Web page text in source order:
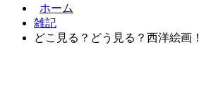
ホーム
雑記
どこ見る？どう見る？西洋絵画！